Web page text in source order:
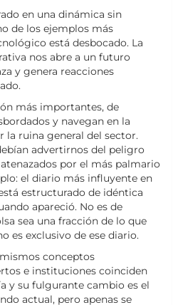
en una dinámica sin
de los ejemplos más
está desbocado. La
nos abre a un futuro
y genera reacciones
más importantes, de
y navegan en la
la ruina general del sector.
advertirnos del peligro
por el más palmario
el diario más influyente en
estructurado de idéntica
apareció. No es de
sea una fracción de lo que
es exclusivo de ese diario.
conceptos
e instituciones coinciden
y su fulgurante cambio es el
actual, pero apenas se